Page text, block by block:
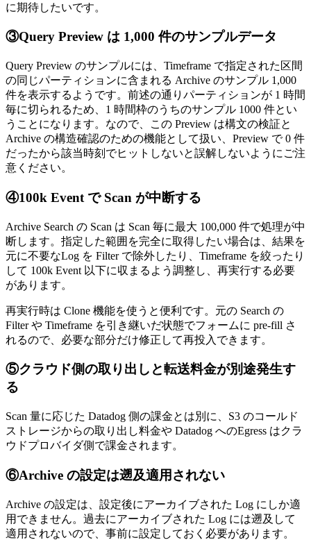
に期待したいです。
③Query Preview は 1,000 件のサンプルデータ
Query Preview のサンプルには、Timeframe で指定された区間
の同じパーティションに含まれる Archive のサンプル 1,000
件を表示するようです。前述の通りパーティションが 1 時間
毎に切られるため、1 時間枠のうちのサンプル 1000 件とい
うことになります。なので、この Preview は構文の検証と
Archive の構造確認のための機能として扱い、Preview で 0 件
だったから該当時刻でヒットしないと誤解しないようにご注
意ください。
④100k Event で Scan が中断する
Archive Search の Scan は Scan 毎に最大 100,000 件で処理が中
断します。指定した範囲を完全に取得したい場合は、結果を
元に不要なLog を Filter で除外したり、Timeframe を絞ったり
して 100k Event 以下に収まるよう調整し、再実行する必要
があります。
再実行時は Clone 機能を使うと便利です。元の Search の
Filter や Timeframe を引き継いだ状態でフォームに pre-fill さ
れるので、必要な部分だけ修正して再投入できます。
⑤クラウド側の取り出しと転送料金が別途発生す
る
Scan 量に応じた Datadog 側の課金とは別に、S3 のコールド
ストレージからの取り出し料金や Datadog へのEgress はクラ
ウドプロバイダ側で課金されます。
⑥Archive の設定は遡及適用されない
Archive の設定は、設定後にアーカイブされた Log にしか適
用できません。過去にアーカイブされた Log には遡及して
適用されないので、事前に設定しておく必要があります。